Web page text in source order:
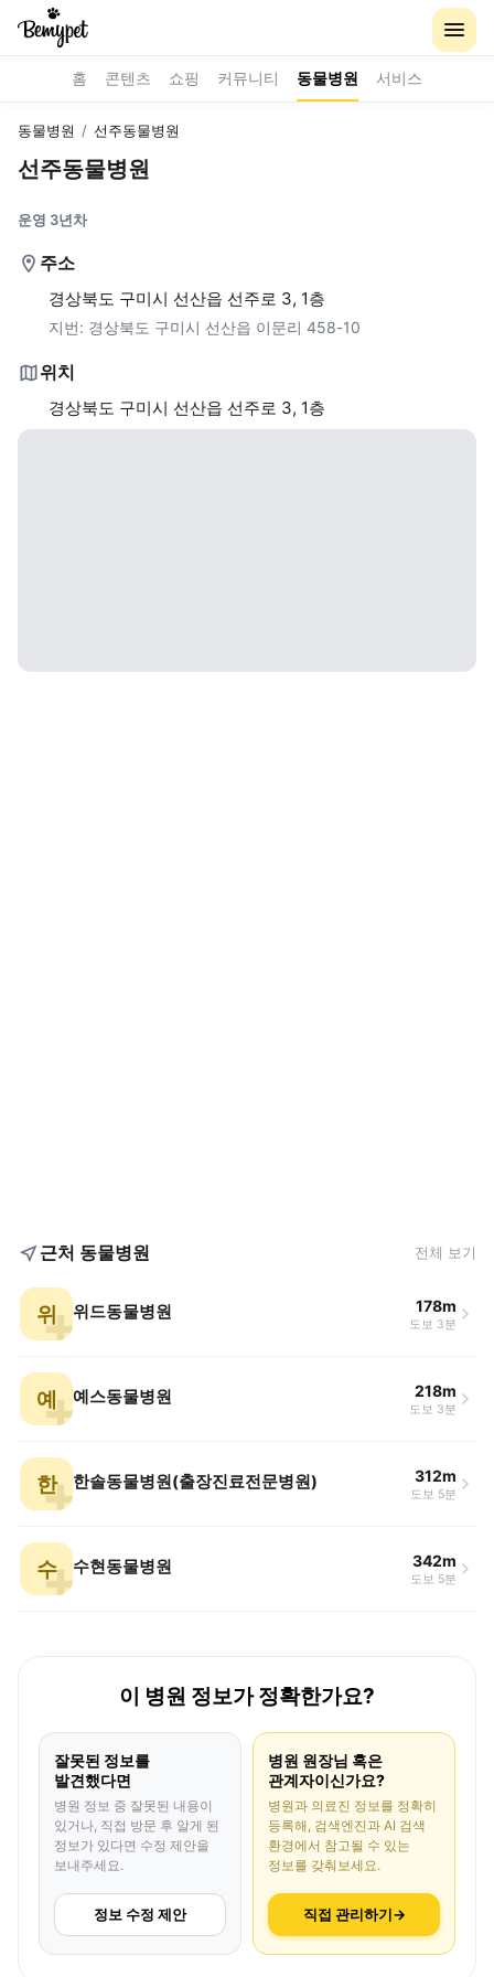
홈 콘텐츠 쇼핑 커뮤니티 동물병원 서비스
동물병원 / 선주동물병원
선주동물병원
운영 3년차
주소
경상북도 구미시 선산읍 선주로 3, 1층
지번: 경상북도 구미시 선산읍 이문리 458-10
위치
경상북도 구미시 선산읍 선주로 3, 1층
근처 동물병원 전체 보기
위 위드동물병원 178m
도보 3분
예 예스동물병원 218m
도보 3분
한 한솔동물병원(출장진료전문병원) 312m
도보 5분
수 수현동물병원 342m
도보 5분
이 병원 정보가 정확한가요?
잘못된 정보를
발견했다면
병원 정보 중 잘못된 내용이
있거나, 직접 방문 후 알게 된
정보가 있다면 수정 제안을
보내주세요.
정보 수정 제안
병원 원장님 혹은
관계자이신가요?
병원과 의료진 정보를 정확히
등록해, 검색엔진과 AI 검색
환경에서 참고될 수 있는
정보를 갖춰보세요.
직접 관리하기→